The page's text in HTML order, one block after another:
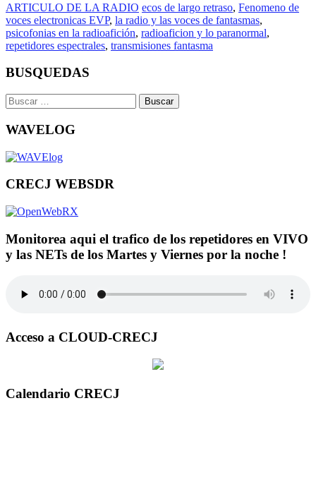
ARTICULO DE LA RADIO ecos de largo retraso, Fenomeno de
voces electronicas EVP, la radio y las voces de fantasmas,
psicofonias en la radioafición, radioaficion y lo paranormal,
repetidores espectrales, transmisiones fantasma
BUSQUEDAS
Buscar:
WAVELOG
CRECJ WEBSDR
Monitorea aqui el trafico de los repetidores en VIVO
y las NETs de los Martes y Viernes por la noche !
Acceso a CLOUD-CRECJ
Calendario CRECJ